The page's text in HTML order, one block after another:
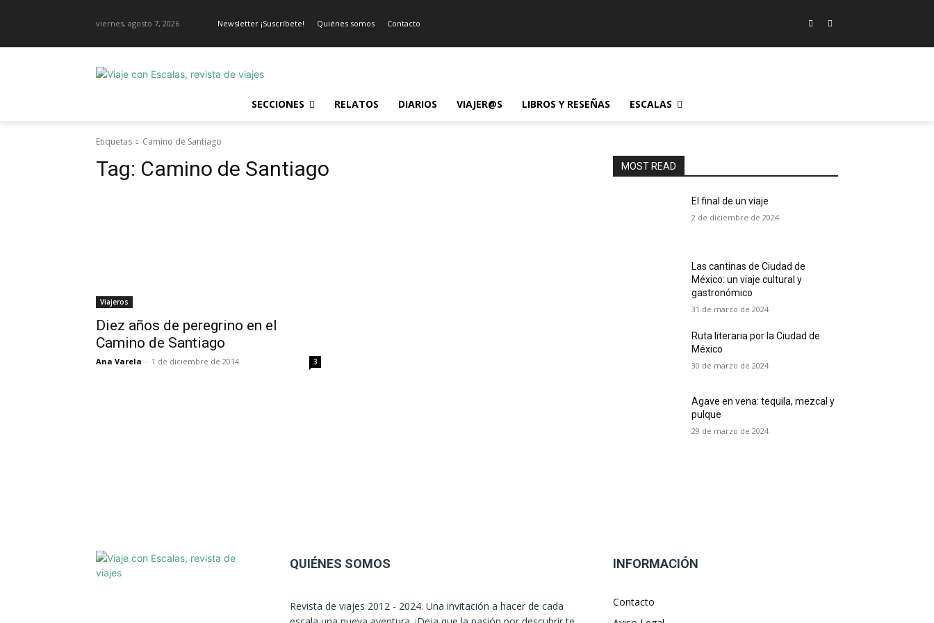
viernes, agosto 7, 2026 Newsletter ¡Suscríbete! Quiénes somos Contacto
SECCIONES RELATOS DIARIOS VIAJER@S LIBROS Y RESEÑAS ESCALAS
Etiquetas Camino de Santiago
Tag: Camino de Santiago
Viajeros
Diez años de peregrino en el
Camino de Santiago
Ana Varela - 1 de diciembre de 2014 3
MOST READ
El final de un viaje
2 de diciembre de 2024
Las cantinas de Ciudad de
México: un viaje cultural y
gastronómico
31 de marzo de 2024
Ruta literaria por la Ciudad de
México
30 de marzo de 2024
Agave en vena: tequila, mezcal y
pulque
29 de marzo de 2024
QUIÉNES SOMOS
Revista de viajes 2012 - 2024. Una invitación a hacer de cada
INFORMACIÓN
Contacto